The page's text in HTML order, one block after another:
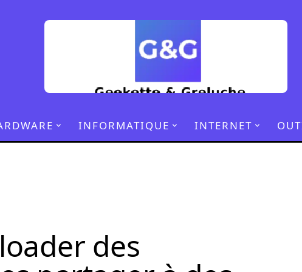
INFORMATIQUE INTERNET
des